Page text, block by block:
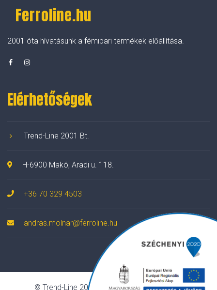
Ferroline.hu
2001 óta hívatásunk a fémipari termékek előállítása.
Elérhetőségek
Trend-Line 2001 Bt.
H-6900 Makó, Aradi u. 118.
+36 70 329 4503
andras.molnar@ferroline.hu
© Trend-Line 2001 Bt. Minden jog fenntartva